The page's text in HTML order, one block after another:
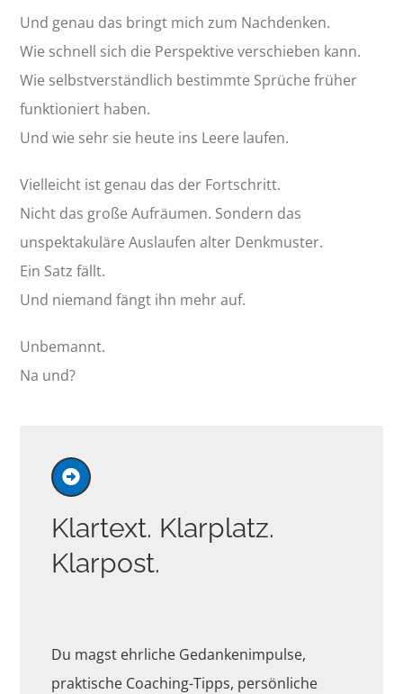
Und genau das bringt mich zum Nachdenken.
Wie schnell sich die Perspektive verschieben kann.
Wie selbstverständlich bestimmte Sprüche früher
funktioniert haben.
Und wie sehr sie heute ins Leere laufen.
Vielleicht ist genau das der Fortschritt.
Nicht das große Aufräumen. Sondern das
unspektakuläre Auslaufen alter Denkmuster.
Ein Satz fällt.
Und niemand fängt ihn mehr auf.
Unbemannt.
Na und?
Klartext. Klarplatz.
Klarpost.
Du magst ehrliche Gedankenimpulse,
praktische Coaching-Tipps, persönliche